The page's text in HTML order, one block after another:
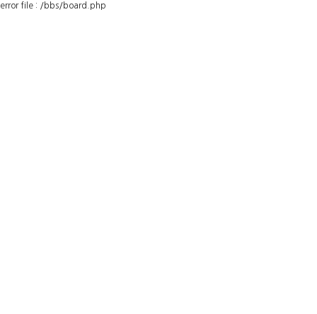
error file : /bbs/board.php